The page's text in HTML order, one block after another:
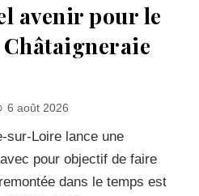
avenir pour le
6 août 2026
sur-Loire lance une
pour objectif de faire
dans le temps est